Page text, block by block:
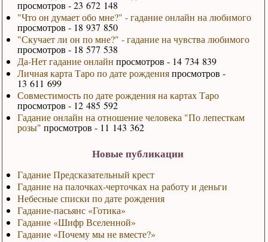
просмотров - 23 672 148
"Что он думает обо мне?" - гадание онлайн на любимого
просмотров - 18 937 850
"Скучает ли он по мне?" - гадание на чувства любимого
просмотров - 18 577 538
Да-Нет гадание онлайн просмотров - 14 734 839
Личная карта Таро по дате рожденияпросмотров -
13 611 699
Совместимость по дате рождения на картах Таро
просмотров - 12 485 592
Гадание онлайн на отношение человека "По лепесткам
розы" просмотров - 11 143 362
Новые публикации
Гадание Предсказательный крест
Гадание на палочках-черточках на работу и деньги
Небесные списки по дате рождения
Гадание-пасьянс «Готика»
Гадание «Шифр Вселенной»
Гадание «Почему мы не вместе?»